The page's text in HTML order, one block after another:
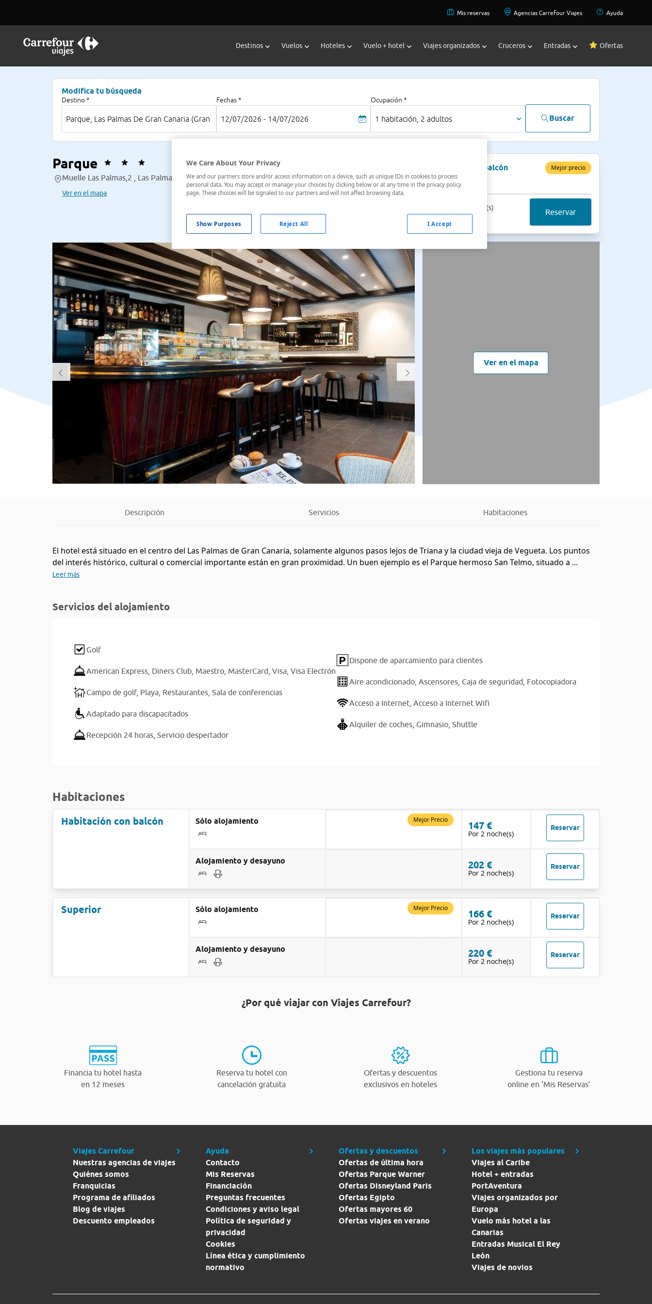
Mis reservas Agencias Carrefour Viajes Ayuda
Destinos Vuelos Hoteles Vuelo + hotel Viajes organizados Cruceros Entradas Ofertas
Modifica tu búsqueda
Destino * Fechas *
12/07/2026 - 14/07/2026
Ocupación *
1 habitación, 2 adultos Buscar
Parque
Muelle Las Palmas,2 , Las Palmas De Gran Canaria (Gran Canaria), Las Palmas, España
Ver en el mapa
Habitación con balcón Mejor precio
Sólo alojamiento
Precio final 2 noche(s)
147 € Reservar
Ver en el mapa
Descripción Servicios Habitaciones
El hotel está situado en el centro del Las Palmas de Gran Canaria, solamente algunos pasos lejos de Triana y la ciudad vieja de Vegueta. Los puntos
del interés histórico, cultural o comercial importante están en gran proximidad. Un buen ejemplo es el Parque hermoso San Telmo, situado a ...
Leer más
Servicios del alojamiento
Golf
American Express, Diners Club, Maestro, MasterCard, Visa, Visa Electrón
Campo de golf, Playa, Restaurantes, Sala de conferencias
Adaptado para discapacitados
Recepción 24 horas, Servicio despertador
Dispone de aparcamiento para clientes
Aire acondicionado, Ascensores, Caja de seguridad, Fotocopiadora
Acceso a Internet, Acceso a Internet Wifi
Alquiler de coches, Gimnasio, Shuttle
Habitaciones
Habitación con balcón Sólo alojamiento Mejor Precio 147 €
Por 2 noche(s)
Reservar
Alojamiento y desayuno 202 €
Por 2 noche(s)
Reservar
Superior Sólo alojamiento Mejor Precio 166 €
Por 2 noche(s)
Reservar
Alojamiento y desayuno 220 €
Por 2 noche(s)
Reservar
¿Por qué viajar con Viajes Carrefour?
Financia tu hotel hasta
en 12 meses
Reserva tu hotel con
cancelación gratuita
Ofertas y descuentos
exclusivos en hoteles
Gestiona tu reserva
online en ‘Mis Reservas’
Viajes Carrefour
Nuestras agencias de viajes
Quiénes somos
Franquicias
Programa de afiliados
Blog de viajes
Descuento empleados
Ayuda
Contacto
Mis Reservas
Financiación
Preguntas frecuentes
Condiciones y aviso legal
Política de seguridad y
privacidad
Cookies
Línea ética y cumplimiento
normativo
Ofertas y descuentos
Ofertas de última hora
Ofertas Parque Warner
Ofertas Disneyland Paris
Ofertas Egipto
Ofertas mayores 60
Ofertas viajes en verano
Los viajes más populares
Viajes al Caribe
Hotel + entradas
PortAventura
Viajes organizados por
Europa
Vuelo más hotel a las
Canarias
Entradas Musical El Rey
León
Viajes de novios
We Care About Your Privacy
We and our partners store and/or access information on a device, such as unique IDs in cookies to process
personal data. You may accept or manage your choices by clicking below or at any time in the privacy policy
page. These choices will be signaled to our partners and will not affect browsing data.
Show Purposes Reject All I Accept